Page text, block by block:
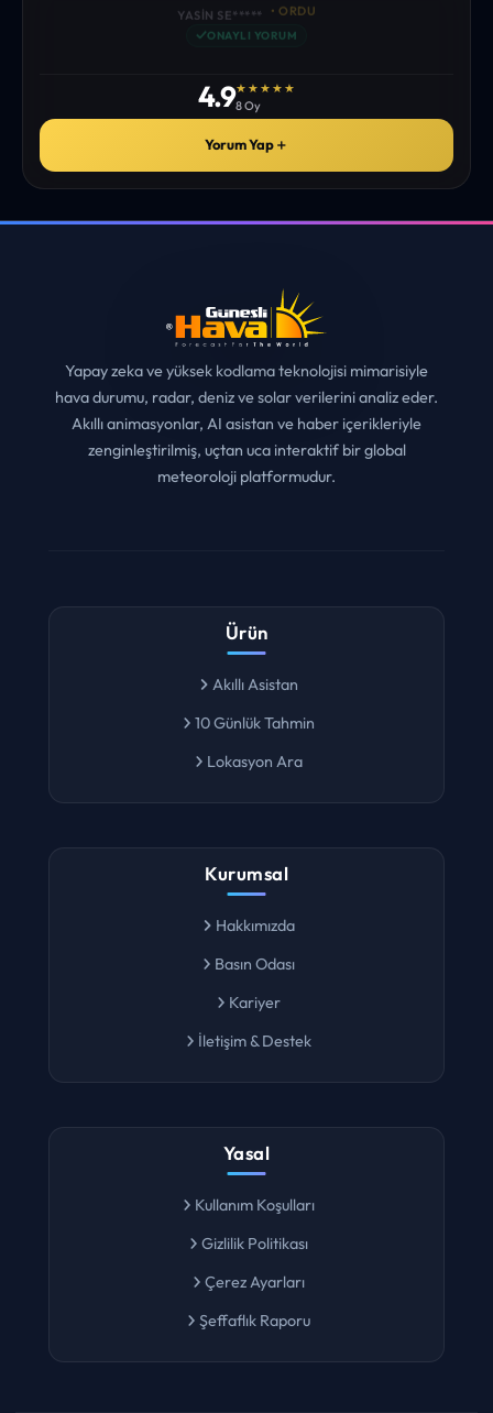
site gördüm. bundn sonra sizinleym. tebrikler. sitede
istediğim tüm bilgiyi bulabiliyorum. ekibinizin emeğine saglık”
• ERZURUM
4.9★★★★★
Yapay zeka ve yüksek kodlama teknolojisi mimarisiyle
hava durumu, radar, deniz ve solar verilerini analiz eder.
Akıllı animasyonlar, AI asistan ve haber içerikleriyle
zenginleştirilmiş, uçtan uca interaktif bir global
Ürün
Kurumsal
Yasal